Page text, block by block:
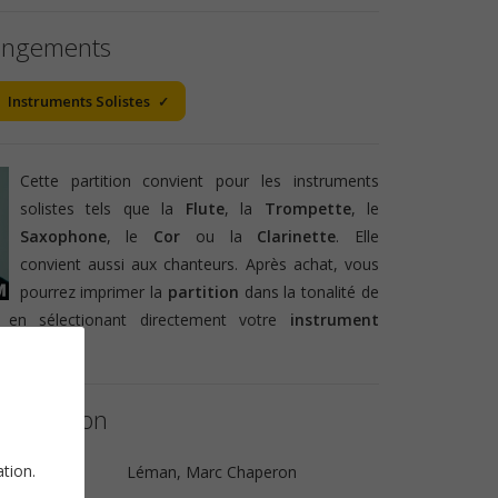
Instruments Solistes
Cette partition convient pour les instruments
solistes tels que la Flute, la Trompette, le
Saxophone, le Cor ou la Clarinette. Elle
convient aussi aux chanteurs. Après achat, vous
pourrez imprimer la partition dans la tonalité de
sélectionant directement votre instrument
partition
Léman, Marc Chaperon